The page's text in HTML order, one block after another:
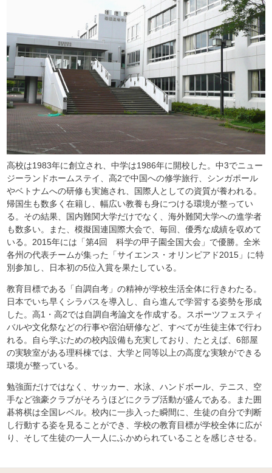
高校は1983年に創立され、中学は1986年に開校した。中3でニュー
ジーランドホームステイ、高2で中国への修学旅行、シンガポール
やベトナムへの研修も実施され、国際人としての資質が養われる。
帰国生も数多く在籍し、幅広い教養も身につける環境が整ってい
る。その結果、国内難関大学だけでなく、海外難関大学への進学者
も数多い。また、模擬国連国際大会で、毎回、優秀な成績を収めて
いる。2015年には「第4回 科学の甲子園全国大会」で優勝。全米
各州の代表チームが集った「サイエンス・オリンピアド2015」に特
別参加し、日本初の5位入賞を果たしている。
教育目標である「自調自考」の精神が学校生活全体に行きわたる。
日本でいち早くシラバスを導入し、自ら進んで学習する姿勢を形成
した。高1・高2では自調自考論文を作成する。スポーツフェスティ
バルや文化祭などの行事や宿泊研修など、すべてが生徒主体で行わ
れる。自ら学ぶための校内設備も充実しており、たとえば、6部屋
の実験室がある理科棟では、大学と同等以上の高度な実験ができる
環境が整っている。
勉強面だけではなく、サッカー、水泳、ハンドボール、テニス、空
手など強豪クラブがそろうほどにクラブ活動が盛んである。また囲
碁将棋は全国レベル。校内に一歩入った瞬間に、生徒の自分で判断
し行動する姿を見ることができ、学校の教育目標が学校全体に広が
り、そして生徒の一人一人にふかめられていることを感じさせる。